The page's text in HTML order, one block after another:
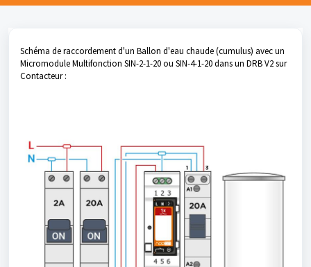
Schéma de raccordement d'un Ballon d'eau chaude (cumulus) avec un
Micromodule Multifonction SIN-2-1-20 ou SIN-4-1-20 dans un DRB V2 sur
Contacteur :